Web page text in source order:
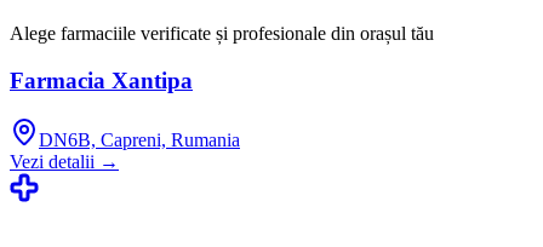
Alege farmaciile verificate și profesionale din orașul tău
Farmacia Xantipa
DN6B, Capreni, Rumania
Vezi detalii →